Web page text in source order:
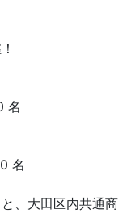
名
名
、大田区内共通商